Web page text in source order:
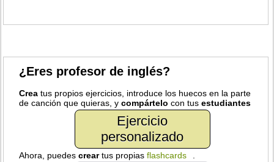
¿Eres profesor de inglés?
Crea tus propios ejercicios, introduce los huecos en la parte
de canción que quieras, ycompártelo con tusestudiantes
Ejercicio
personalizado
Ahora, puedescreartus propiasflashcards